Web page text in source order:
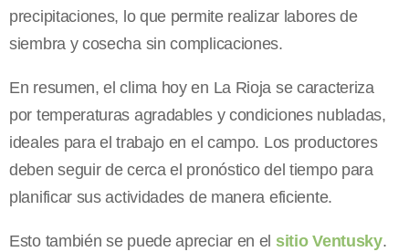
precipitaciones, lo que permite realizar labores de
siembra y cosecha sin complicaciones.
En resumen, el clima hoy en La Rioja se caracteriza
por temperaturas agradables y condiciones nubladas,
ideales para el trabajo en el campo. Los productores
deben seguir de cerca el pronóstico del tiempo para
planificar sus actividades de manera eficiente.
Esto también se puede apreciar en el sitio Ventusky.